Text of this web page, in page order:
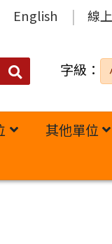
English 線
搜
字級：
其他單位